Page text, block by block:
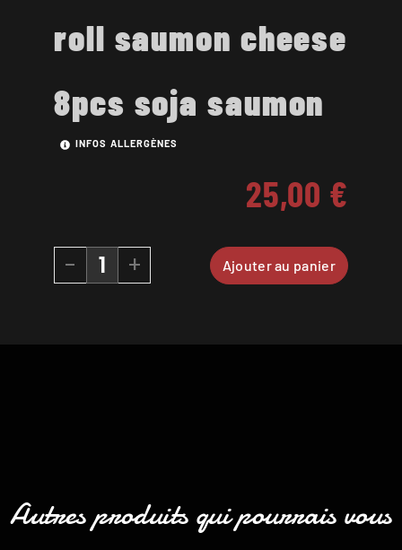
roll saumon cheese
8pcs soja saumon
INFOS ALLERGÈNES
25,00 €
- + Ajouter au panier
Autres produits qui pourrais vous